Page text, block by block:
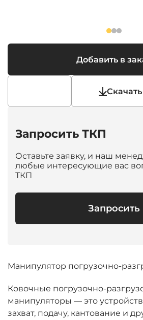
Добавить в
Запросить ТКП
Оставьте заявку, и наш
любые интересующие вас
ТКП
Запросить
Манипулятор погрузочно-
Ковочные погрузочно-
манипуляторы — это
захват, подачу, кантование и